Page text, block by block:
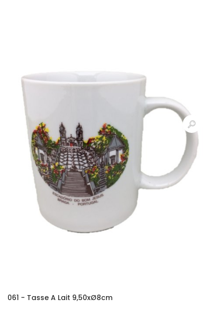
061 - Tasse A Lait 9,50xØ8cm